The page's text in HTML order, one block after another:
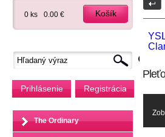
0 ks 0.00 € Košík
Prihlásenie Registrácia
The Ordinary